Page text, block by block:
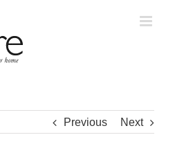
Previous Next